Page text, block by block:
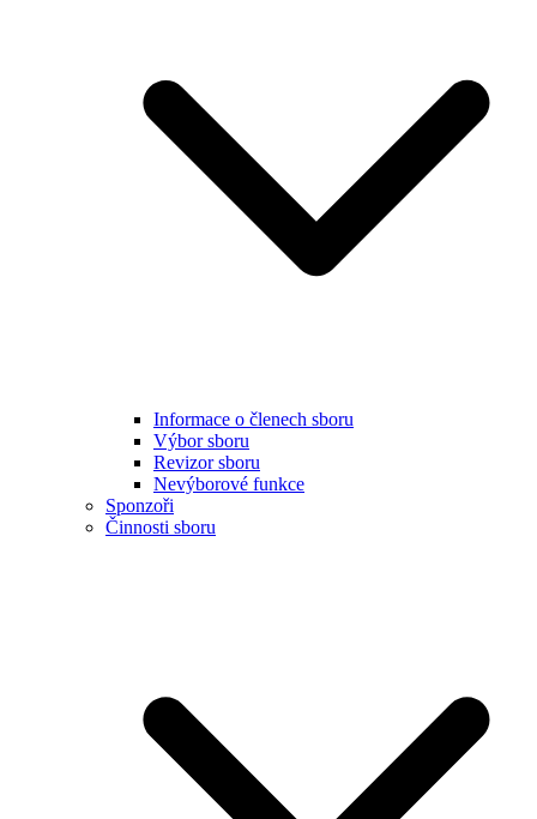
Informace o členech sboru
Výbor sboru
Revizor sboru
Nevýborové funkce
Sponzoři
Činnosti sboru